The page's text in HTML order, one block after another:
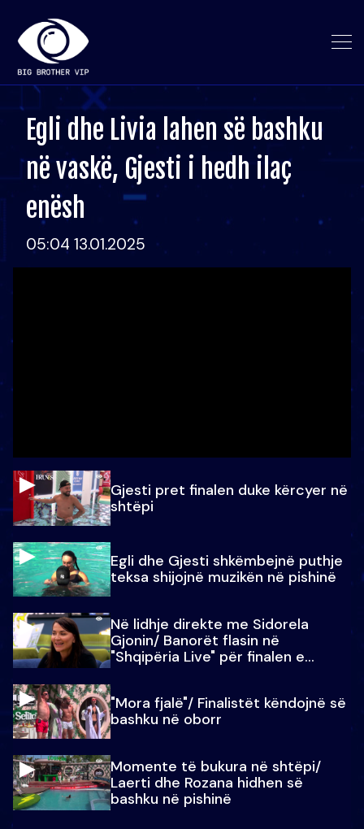
Egli dhe Livia lahen së bashku
në vaskë, Gjesti i hedh ilaç
enësh
05:04 13.01.2025
Gjesti pret finalen duke kërcyer në
shtëpi
Egli dhe Gjesti shkëmbejnë puthje
teksa shijojnë muzikën në pishinë
Në lidhje direkte me Sidorela
Gjonin/ Banorët flasin në
"Shqipëria Live" për finalen e
"Mora fjalë"/ Finalistët këndojnë së
bashku në oborr
Momente të bukura në shtëpi/
Laerti dhe Rozana hidhen së
bashku në pishinë